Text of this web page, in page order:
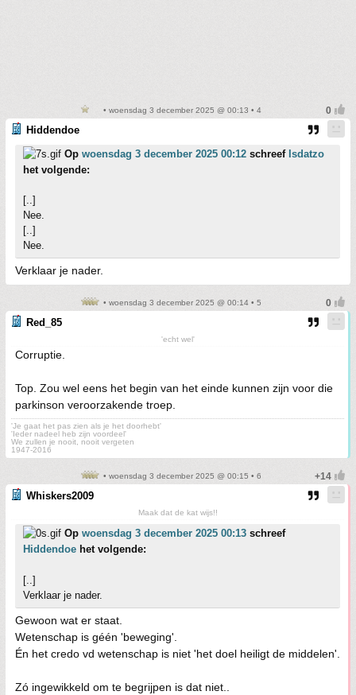
• woensdag 3 december 2025 @ 00:13 • 4
Hiddendoe
Op woensdag 3 december 2025 00:12 schreef Isdatzo
het volgende:
[..]
Nee.
[..]
Nee.
Verklaar je nader.
• woensdag 3 december 2025 @ 00:14 • 5
Red_85
'echt wel'
Corruptie.
Top. Zou wel eens het begin van het einde kunnen zijn voor die
parkinson veroorzakende troep.
'Je gaat het pas zien als je het doorhebt'
'Ieder nadeel heb zijn voordeel'
We zullen je nooit, nooit vergeten
1947-2016
• woensdag 3 december 2025 @ 00:15 • 6
Whiskers2009
Maak dat de kat wijs!!
Op woensdag 3 december 2025 00:13 schreef
Hiddendoe het volgende:
[..]
Verklaar je nader.
Gewoon wat er staat.
Wetenschap is géén 'beweging'.
Én het credo vd wetenschap is niet 'het doel heiligt de middelen'.
Zó ingewikkeld om te begrijpen is dat niet..